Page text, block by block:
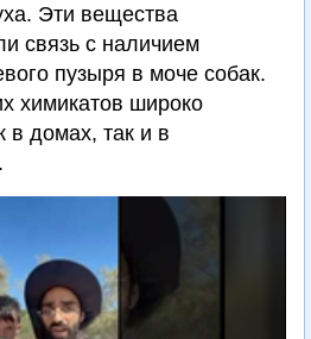
Эти вещества
связь с наличием
пузыря в моче собак.
химикатов широко
в домах, так и в